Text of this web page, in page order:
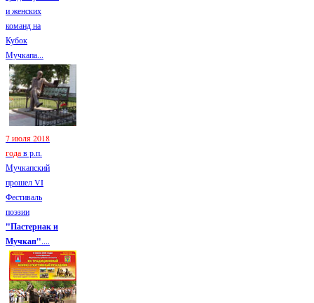
и женских
команд на
Кубок
Мучкапа...
7 июля 2018
годав р.п.
Мучкапский
прошел VI
Фестиваль
поэзии
"Пастернак и
Мучкап"....